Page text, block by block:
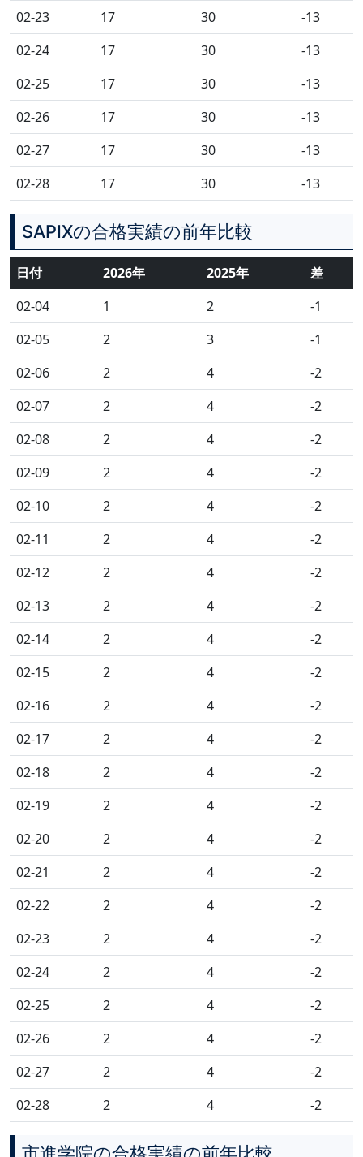
02-23
17 30
-13
02-24
17 30
-13
02-25
17 30
-13
02-26
17 30
-13
02-27
17 30
-13
02-28
17 30 -13
SAPIXの合格実績の前年比較
日付 2026年 2025年
差
02-04
1 2
-1
02-05
2 3
-1
02-06
2 4
-2
02-07
2 4
-2
02-08
2 4
-2
02-09
2 4
-2
02-10
2 4
-2
02-11
2 4
-2
02-12
2 4
-2
02-13
2 4
-2
02-14
2 4
-2
02-15
2 4
-2
02-16
2 4
-2
02-17
2 4
-2
02-18
2 4
-2
02-19
2 4
-2
02-20
2 4
-2
02-21
2 4
-2
02-22
2 4
-2
02-23
2 4
-2
02-24
2 4
-2
02-25
2 4
-2
02-26
2 4
-2
02-27
2 4
-2
02-28
2 4 -2
市進学院の合格実績の前年比較